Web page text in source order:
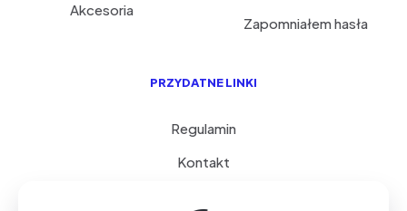
Akcesoria
Zapomniałem hasła
PRZYDATNE LINKI
Regulamin
Kontakt